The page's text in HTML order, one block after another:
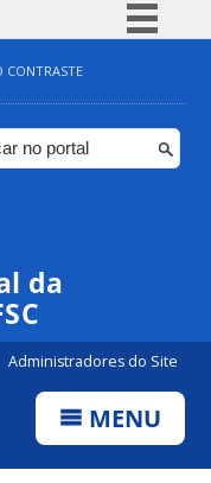
Simplifique!
Comunica BR
Participe
CONTRASTE
da
Administradores do Site
MENU